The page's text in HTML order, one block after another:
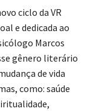
ciclo da VR
e dedicada ao
Marcos
gênero literário
de vida
como: saúde